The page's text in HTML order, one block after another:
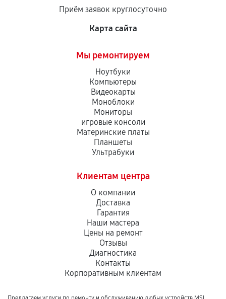
Приём заявок круглосуточно
Карта сайта
Мы ремонтируем
Ноутбуки
Компьютеры
Видеокарты
Моноблоки
Мониторы
игровые консоли
Материнские платы
Планшеты
Ультрабуки
Клиентам центра
О компании
Доставка
Гарантия
Наши мастера
Цены на ремонт
Отзывы
Диагностика
Контакты
Корпоративным клиентам